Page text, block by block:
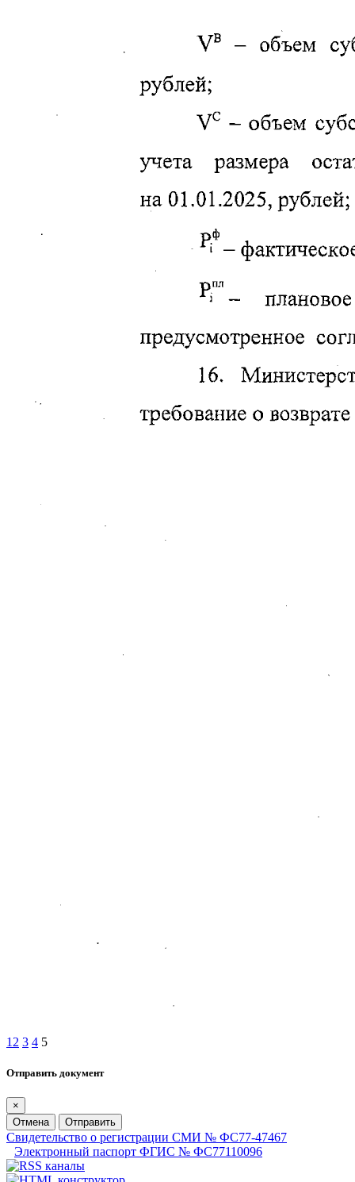
1 2 3 4 5
Отправить документ
×
Отмена
Отправить
Свидетельство о регистрации СМИ № ФС77-47467
Электронный паспорт ФГИС № ФС77110096